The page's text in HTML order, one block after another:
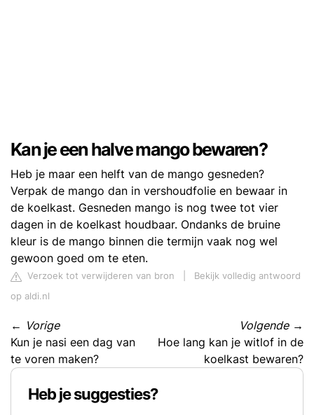
Kan je een halve mango bewaren?
Heb je maar een helft van de mango gesneden?
Verpak de mango dan in vershoudfolie en bewaar in
de koelkast. Gesneden mango is nog twee tot vier
dagen in de koelkast houdbaar. Ondanks de bruine
kleur is de mango binnen die termijn vaak nog wel
gewoon goed om te eten.
Verzoek tot verwijderen van bron
Bekijk volledig antwoord
op aldi.nl
← Vorige
Kun je nasi een dag van
te voren maken?
Volgende→
Hoe lang kan je witlof in de
koelkast bewaren?
Heb je suggesties?